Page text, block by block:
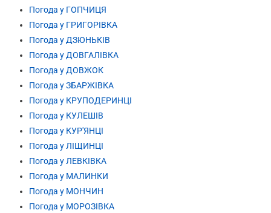
Погода у ГОПЧИЦЯ
Погода у ГРИГОРІВКА
Погода у ДЗЮНЬКІВ
Погода у ДОВГАЛІВКА
Погода у ДОВЖОК
Погода у ЗБАРЖІВКА
Погода у КРУПОДЕРИНЦІ
Погода у КУЛЕШІВ
Погода у КУР'ЯНЦІ
Погода у ЛІЩИНЦІ
Погода у ЛЕВКІВКА
Погода у МАЛИНКИ
Погода у МОНЧИН
Погода у МОРОЗІВКА